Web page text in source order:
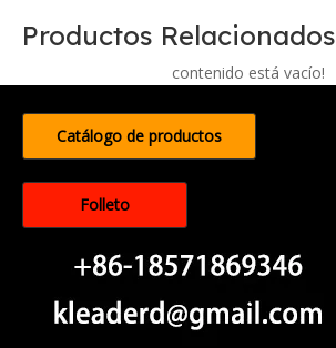
Productos Relacionados
contenido está vacío!
Catálogo de productos
Folleto